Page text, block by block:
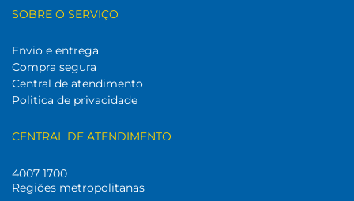
SOBRE O SERVIÇO
Envio e entrega
Compra segura
Central de atendimento
Politica de privacidade
CENTRAL DE ATENDIMENTO
4007 1700
Regiões metropolitanas